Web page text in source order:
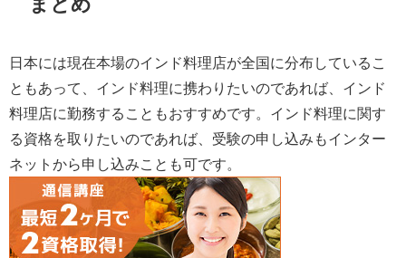
まとめ
日本には現在本場のインド料理店が全国に分布しているこ
ともあって、インド料理に携わりたいのであれば、インド
料理店に勤務することもおすすめです。インド料理に関す
る資格を取りたいのであれば、受験の申し込みもインター
ネットから申し込みことも可です。